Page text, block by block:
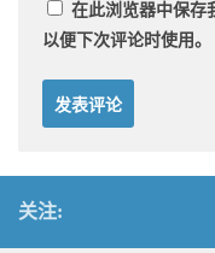
在此浏览器中保存
以便下次评论时使用。
关注: